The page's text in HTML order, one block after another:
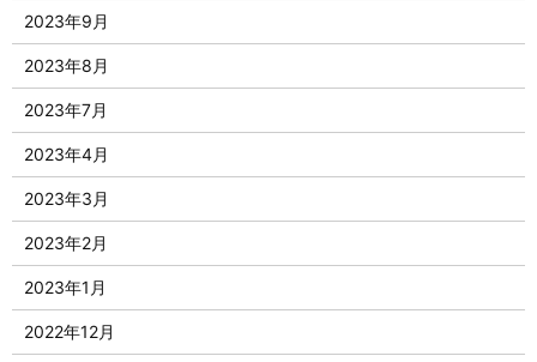
2023年9月
2023年8月
2023年7月
2023年4月
2023年3月
2023年2月
2023年1月
2022年12月